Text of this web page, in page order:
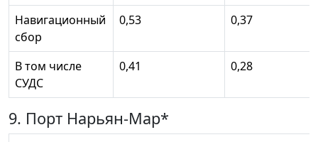
Навигационный
сбор
0,53 0,37
В том числе
СУДС
0,41 0,28
9. Порт Нарьян-Мар*